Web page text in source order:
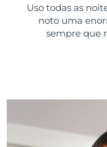
Uso todas as
noto uma
sempre que